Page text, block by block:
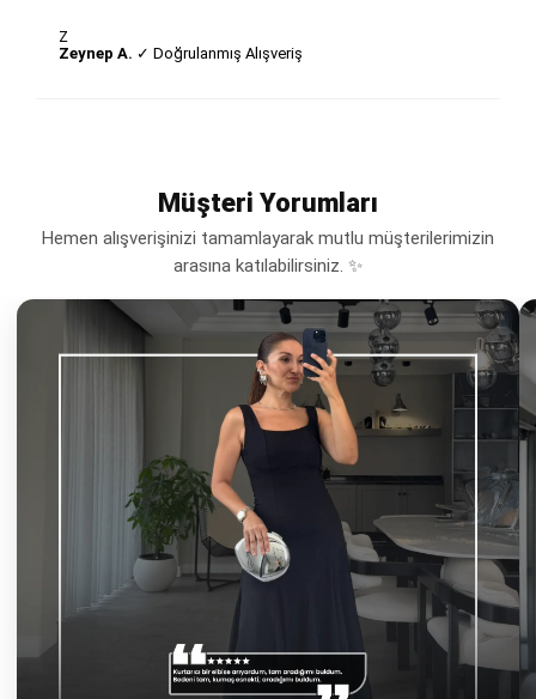
Z
Zeynep A. ✓ Doğrulanmış Alışveriş
Müşteri Yorumları
Hemen alışverişinizi tamamlayarak mutlu müşterilerimizin
arasına katılabilirsiniz. ✨